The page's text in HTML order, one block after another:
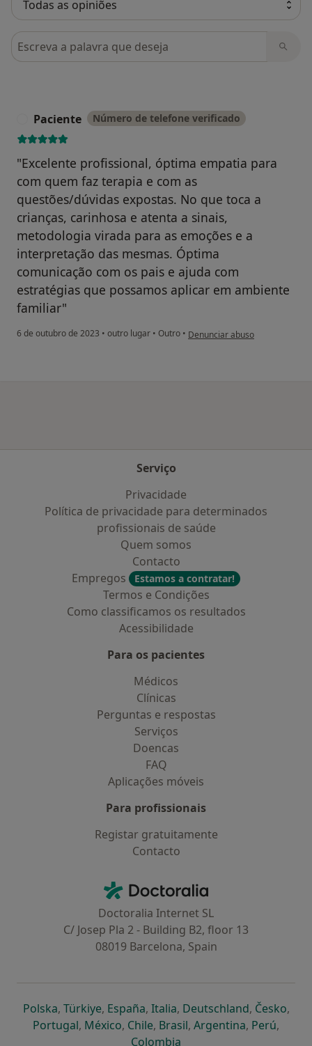
Pesquisar em opiniões
Paciente Número de telefone verificado
"Excelente profissional, óptima empatia para
com quem faz terapia e com as
questões/dúvidas expostas. No que toca a
crianças, carinhosa e atenta a sinais,
metodologia virada para as emoções e a
interpretação das mesmas. Óptima
comunicação com os pais e ajuda com
estratégias que possamos aplicar em ambiente
familiar"
6 de outubro de 2023 • outro lugar • Outro • na opinião do utilizador
Denunciar abuso
Serviço
Privacidade
Política de privacidade para determinados
profissionais de saúde
Quem somos
Contacto
Empregos
Estamos a contratar!
Termos e Condições
Como classificamos os resultados
Acessibilidade
Para os pacientes
Médicos
Clínicas
Perguntas e respostas
Serviços
Doencas
FAQ
Aplicações móveis
Para profissionais
Registar gratuitamente
Contacto
Doctoralia - Homepage
Doctoralia Internet SL
C/ Josep Pla 2 - Building B2, floor 13
08019 Barcelona, Spain
Polskaabre num novo separador
, Türkiyeabre num novo separador
, Españaabre num novo separador
, Italiaabre num novo
, Deutschlandabre num
, Česko,
Portugalabre num novo separador
, Méxicoabre num novo separador
, Chileabre num novo separador
, Brasilabre num novo
, Argentinaabre num
, Perúabre
,
Colombia